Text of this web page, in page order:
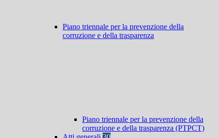
Piano triennale per la prevenzione della
corruzione e della trasparenza
Piano triennale per la prevenzione della
corruzione e della trasparenza (PTPCT)